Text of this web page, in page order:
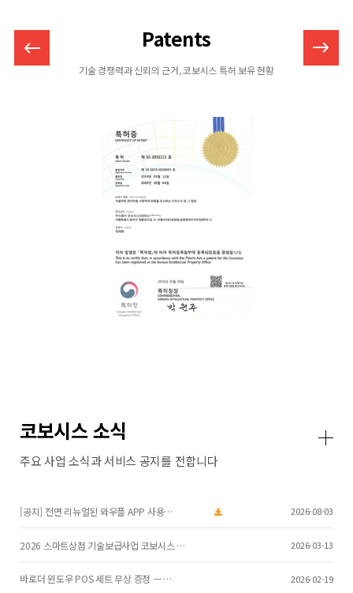
Patents
기술 경쟁력과 신뢰의 근거, 코보시스 특허 보유 현황
코보시스 소식
주요 사업 소식과 서비스 공지를 전합니다
[공지] 전면 리뉴얼된 와우플 APP 사용… 2026-08-03
2026 스마트상점 기술보급사업 코보시스 … 2026-03-13
바로더 윈도우 POS 세트 무상 증정 ㅡ … 2026-02-19